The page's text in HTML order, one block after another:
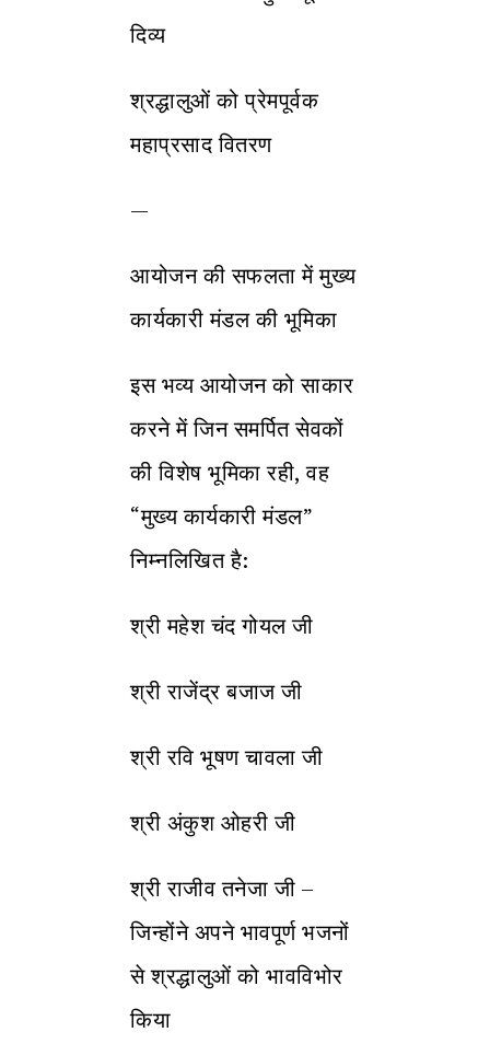
दिव्य
श्रद्धालुओं को प्रेमपूर्वक
महाप्रसाद वितरण
—
आयोजन की सफलता में मुख्य
कार्यकारी मंडल की भूमिका
इस भव्य आयोजन को साकार
करने में जिन समर्पित सेवकों
की विशेष भूमिका रही, वह
“मुख्य कार्यकारी मंडल”
निम्नलिखित है:
श्री महेश चंद गोयल जी
श्री राजेंद्र बजाज जी
श्री रवि भूषण चावला जी
श्री अंकुश ओहरी जी
श्री राजीव तनेजा जी –
जिन्होंने अपने भावपूर्ण भजनों
से श्रद्धालुओं को भावविभोर
किया